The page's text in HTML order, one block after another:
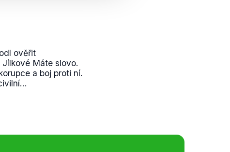
ověřit
Máte slovo.
a boj proti ní.